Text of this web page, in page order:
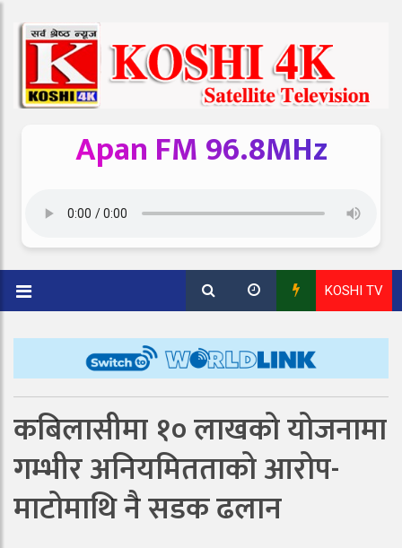
Apan FM 96.8MHz
KOSHI TV
कबिलासीमा १० लाखको योजनामा
गम्भीर अनियमितताको आरोप-
माटोमाथि नै सडक ढलान